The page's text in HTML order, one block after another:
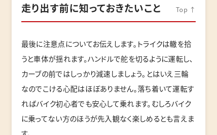
走り出す前に知っておきたいこと Top ↑
最後に注意点についてお伝えします。トライクは轍を拾
うと車体が揺れます。ハンドルで舵を切るように運転し、
カーブの前ではしっかり減速しましょう。とはいえ三輪
なのでこける心配はほぼありません。落ち着いて運転す
ればバイク初心者でも安心して乗れます。むしろバイク
に乗ってない方のほうが先入観なく楽しめるとも言えま